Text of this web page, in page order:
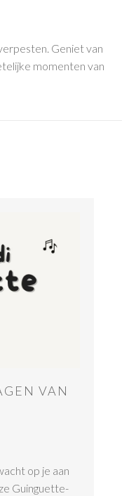
Geniet van
momenten van
VAN
op je aan
Guinguette-